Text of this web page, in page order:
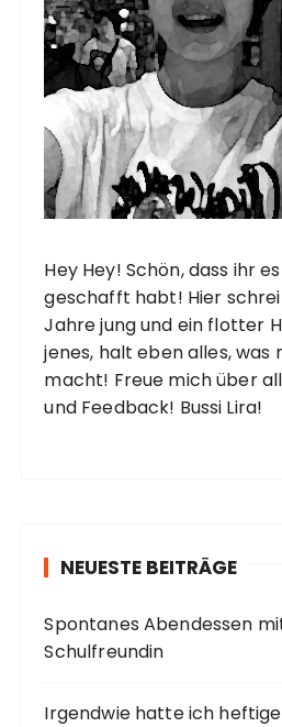
Hey Hey! Schön, dass ihr
geschafft habt! Hier
Jahre jung und ein flotter
jenes, halt eben alles, was
macht! Freue mich über
und Feedback! Bussi Lira!
NEUESTE BEITRÄGE
Spontanes Abendessen
Schulfreundin
Irgendwie hatte ich